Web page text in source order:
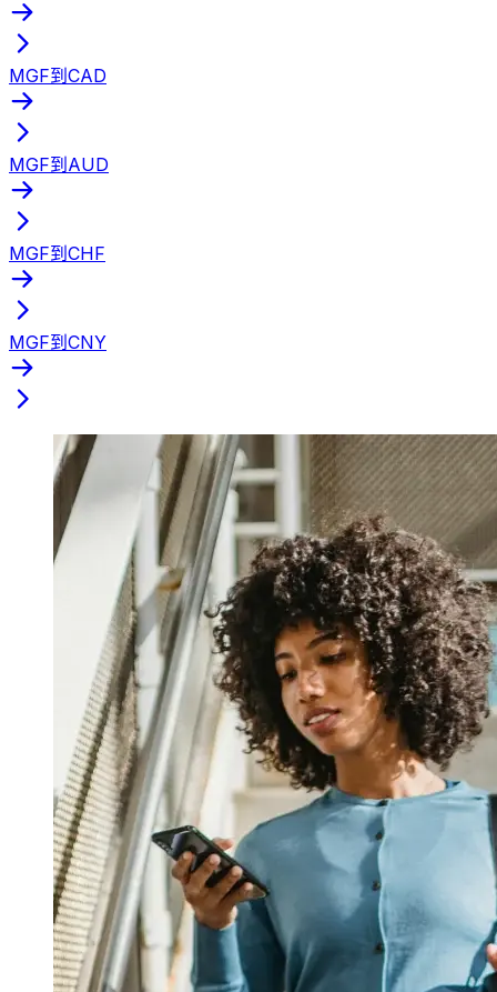
MGF到CAD
MGF到AUD
MGF到CHF
MGF到CNY